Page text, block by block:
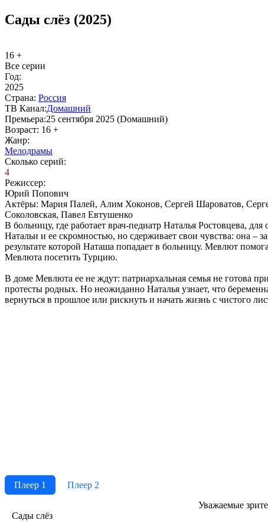
Сады слёз (2025)
16 +
Все серии
Год:
2025
Стра­на: Рос­сия
ТВ Ка­нал:До­маш­ний
Пре­мье­ра:25 сентября 2025 (Dомашний)
Воз­раст: 16 +
Жанр:
Ме­ло­дра­мы
Сколь­ко се­рий:
4
Ре­жис­сер:
Юрий Попович
Ак­тё­ры: Мария Палей, Алим Хоконов, Сергей Шароватов,
Соколовская, Павел Евтушенко
В больницу, где работает врач-педиатр Наталья Ростовцева,
Натальи и ее скромностью, но сдерживает свои чувства: она
результате которой Наташа попадает в больницу. Мевлют
Мевлюта посетить Турцию.
В доме Мевлюта ее не ждут: патриархальная семья не готова
протесты родных. Но неожиданно Наталья узнает, что
вернуться в прошлое или рискнуть и начать жизнь с чистого
Плеер 1
Плеер 2
Ува­жае­мые
Сады слёз